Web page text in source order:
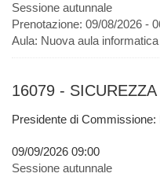
Sessione autunnale
Prenotazione: 09/08/2026 -
Aula: Nuova aula
16079 -
Presidente di
09/09/2026 09:00
Sessione autunnale